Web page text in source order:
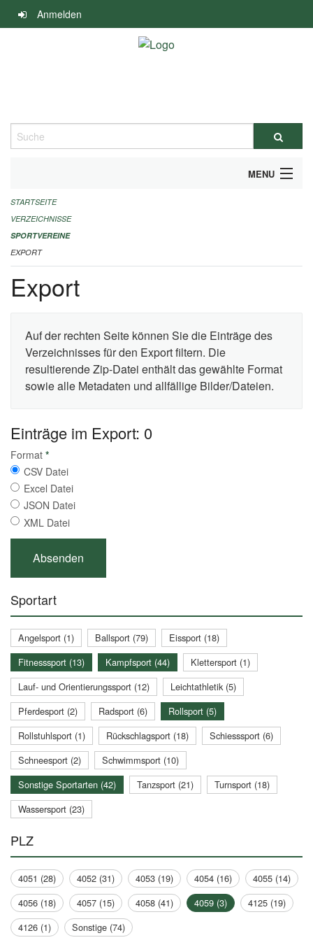
Navigation
überspringen
Anmelden
Suche
MENU
ALLGEMEINE INFORMATIONEN
FINANZIELLE UNTERSTÜTZUNG BENÖTIGT?
KONTAKT
STARTSEITE
VERZEICHNISSE
SPORTVEREINE
EXPORT
Export
Auf der rechten Seite können Sie die Einträge des
Verzeichnisses für den Export filtern. Die
resultierende Zip-Datei enthält das gewählte Format
sowie alle Metadaten und allfällige Bilder/Dateien.
Einträge im Export: 0
Format *
CSV Datei
Excel Datei
JSON Datei
XML Datei
Sportart
Angelsport (1) Ballsport (79)
Eissport (18)
Fitnesssport (13)
Kampfsport (44)
Klettersport (1)
Lauf- und Orientierungssport (12)
Leichtathletik (5)
Pferdesport (2)
Radsport (6)
Rollsport (5)
Rollstuhlsport (1)
Rückschlagsport (18)
Schiesssport (6)
Schneesport (2)
Schwimmsport (10)
Sonstige Sportarten (42)
Tanzsport (21)
Turnsport (18)
Wassersport (23)
PLZ
4051 (28) 4052 (31) 4053 (19) 4054 (16)
4055 (14)
4056 (18)
4057 (15) 4058 (41) 4059 (3)
4125 (19)
4126 (1)
Sonstige (74)